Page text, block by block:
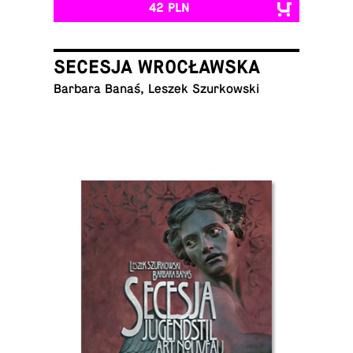
42 PLN
SECESJA WROCŁAWSKA
Barbara Banaś, Leszek Szurkowski